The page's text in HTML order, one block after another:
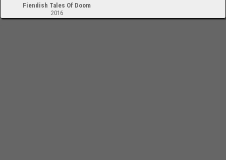
Fiendish Tales Of Doom
2016